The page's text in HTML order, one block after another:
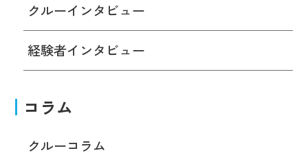
クルーインタビュー
経験者インタビュー
コラム
クルーコラム